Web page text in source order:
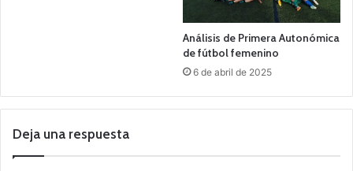
Análisis de Primera Autonómica
de fútbol femenino
6 de abril de 2025
Deja una respuesta